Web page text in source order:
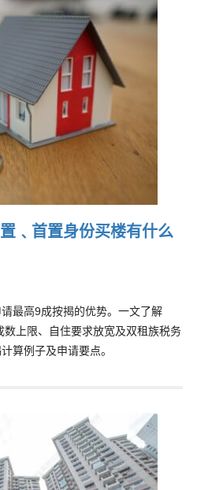
﹑首置身份买楼有什么
最高9成按揭的优势。一文了解
上限、自住要求放宽及双租族税务
算例子及申请要点。